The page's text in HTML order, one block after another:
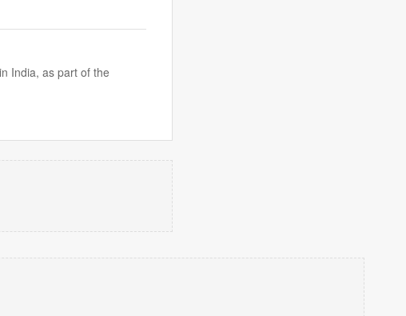
India, as part of the